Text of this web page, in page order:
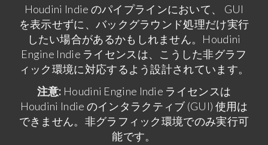
Houdini Indie のパイプラインにおいて、 GUI
を表示せずに、バックグラウンド処理だけ実行
したい場合があるかもしれません。Houdini
Engine Indie ライセンスは、こうした非グラフ
ィック環境に対応するよう設計されています。
注意: Houdini Engine Indie ライセンスは
Houdini Indie のインタラクティブ (GUI) 使用は
できません。非グラフィック環境でのみ実行可
能です。